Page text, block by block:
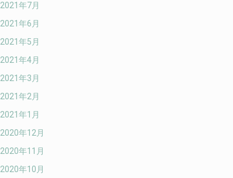
2021年7月
2021年6月
2021年5月
2021年4月
2021年3月
2021年2月
2021年1月
2020年12月
2020年11月
2020年10月